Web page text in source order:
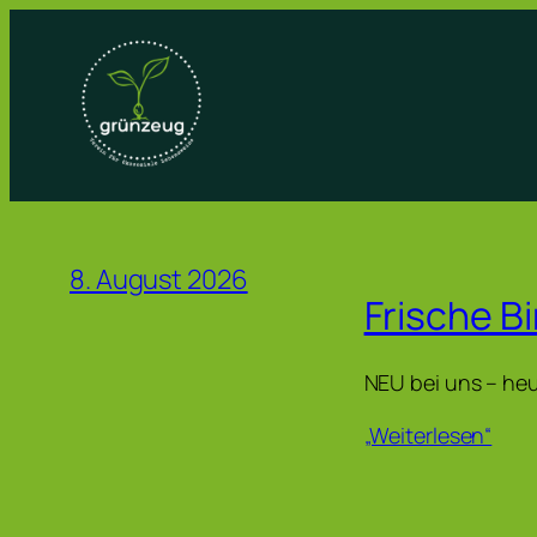
springen
8. August 2026
Frische
NEU bei uns –
„Weiterlesen“